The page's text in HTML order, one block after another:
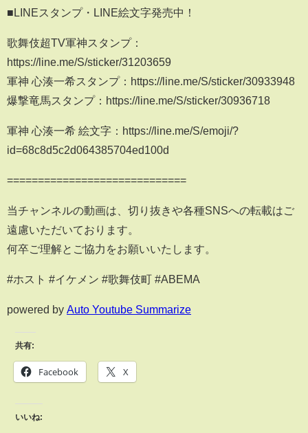
■LINEスタンプ・LINE絵文字発売中！
歌舞伎超TV軍神スタンプ：
https://line.me/S/sticker/31203659
軍神 心湊一希スタンプ：https://line.me/S/sticker/30933948
爆撃竜馬スタンプ：https://line.me/S/sticker/30936718
軍神 心湊一希 絵文字：https://line.me/S/emoji/?
id=68c8d5c2d064385704ed100d
=============================
当チャンネルの動画は、切り抜きや各種SNSへの転載はご
遠慮いただいております。
何卒ご理解とご協力をお願いいたします。
#ホスト #イケメン #歌舞伎町 #ABEMA
powered by Auto Youtube Summarize
共有:
Facebook X
いいね: